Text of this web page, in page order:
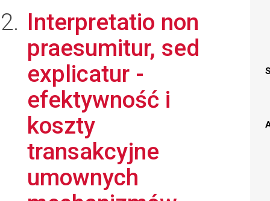
Interpretatio non
praesumitur, sed
explicatur -
efektywność i
koszty
transakcyjne
umownych